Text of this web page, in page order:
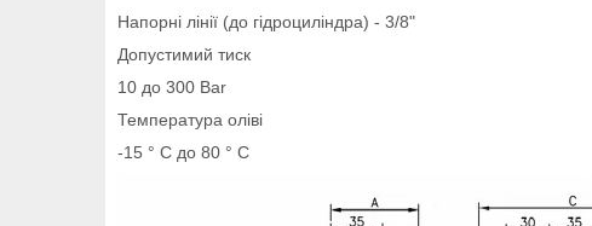
Напорні лінії (до гідроциліндра) - 3/8"
Допустимий тиск
10 до 300 Bar
Температура оліві
-15 ° С до 80 ° С